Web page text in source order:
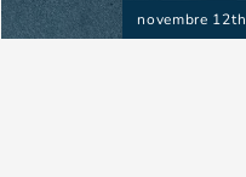
novembre